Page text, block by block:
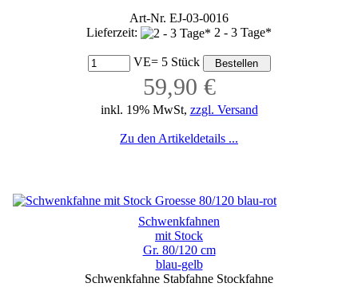
Art-Nr. EJ-03-0016
Lieferzeit:
2 - 3 Tage*
VE= 5 Stück
59,90 €
inkl. 19% MwSt, zzgl. Versand
Zu den Artikeldetails ...
Schwenkfahnen
mit Stock
Gr. 80/120 cm
blau-gelb
Schwenkfahne Stabfahne Stockfahne